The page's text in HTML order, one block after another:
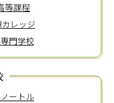
等課程
レッジ
門学校
ートル